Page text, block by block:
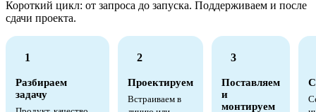
Короткий цикл: от запроса до запуска. Поддерживаем и после
сдачи проекта.
1
Разбираем
задачу
2
Проектируем
Встраиваем в
3
Поставляем
и
монтируем